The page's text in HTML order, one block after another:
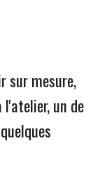
sur mesure,
l'atelier, un de